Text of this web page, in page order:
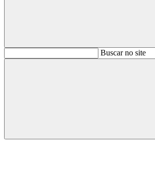
BuscarBuscar no site
Buscar